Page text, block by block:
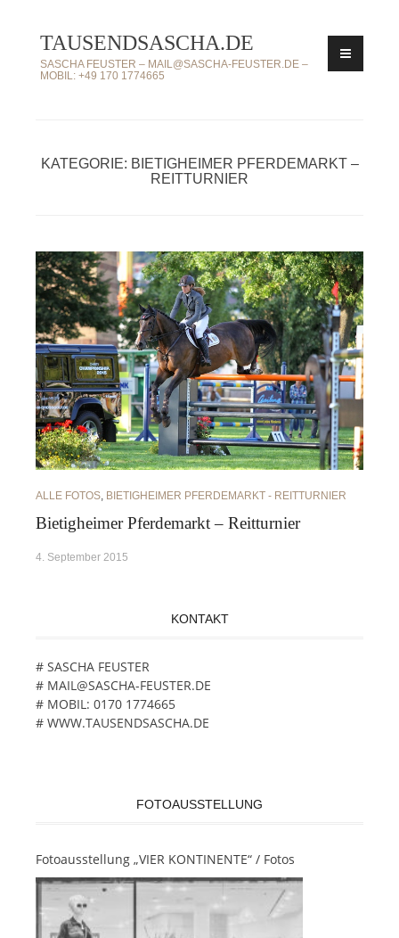
Inhalt
springen
TAUSENDSASCHA.DE
SASCHA FEUSTER – MAIL@SASCHA-FEUSTER.DE –
MOBIL: +49 170 1774665
KATEGORIE: BIETIGHEIMER PFERDEMARKT –
REITTURNIER
ALLE FOTOS, BIETIGHEIMER PFERDEMARKT - REITTURNIER
Bietigheimer Pferdemarkt – Reitturnier
4. September 2015
KONTAKT
# SASCHA FEUSTER
# MAIL@SASCHA-FEUSTER.DE
# MOBIL: 0170 1774665
# WWW.TAUSENDSASCHA.DE
FOTOAUSSTELLUNG
Fotoausstellung „VIER KONTINENTE“ / Fotos